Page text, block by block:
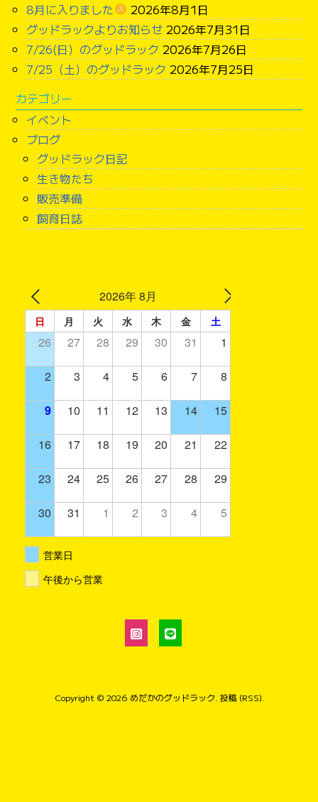
8月に入りました
2026年8月1日
グッドラックよりお知らせ 2026年7月31日
7/26(日）のグッドラック 2026年7月26日
7/25（土）のグッドラック 2026年7月25日
カテゴリー
イベント
ブログ
グッドラック日記
生き物たち
販売準備
飼育日誌
2026年 8月
日 月 火 水 木 金 土
26 27 28 29 30 31 1
2 3 4 5 6 7 8
9 10 11 12 13 14 15
16 17 18 19 20 21 22
23 24 25 26 27 28 29
30 31 1 2 3 4 5
営業日
午後から営業
Copyright © 2026 めだかのグッドラック 投稿 (RSS).